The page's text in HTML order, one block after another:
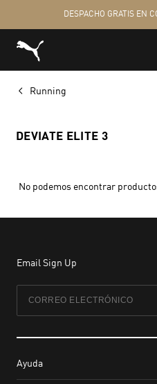
Running
DEVIATE ELITE 3
No podemos encontrar